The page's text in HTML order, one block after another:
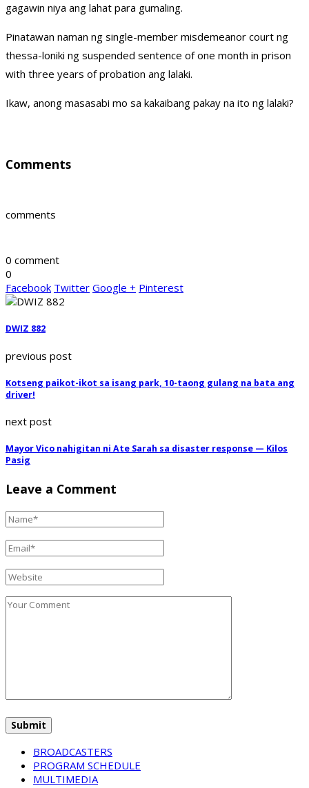
gagawin niya ang lahat para gumaling.
Pinatawan naman ng single-member misdemeanor court ng
thessa-loniki ng suspended sentence of one month in prison
with three years of probation ang lalaki.
Ikaw, anong masasabi mo sa kakaibang pakay na ito ng lalaki?
Comments
comments
0 comment
0
Facebook Twitter Google + Pinterest
DWIZ 882
previous post
Kotseng paikot-ikot sa isang park, 10-taong gulang na bata ang
driver!
next post
Mayor Vico nahigitan ni Ate Sarah sa disaster response — Kilos
Pasig
Leave a Comment
BROADCASTERS
PROGRAM SCHEDULE
MULTIMEDIA